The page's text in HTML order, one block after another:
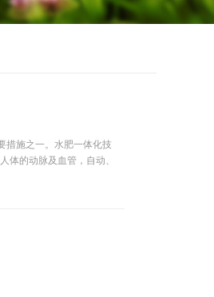
措施之一。水肥一体化技
体的动脉及血管，自动、